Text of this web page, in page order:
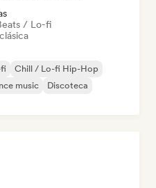
/ Lo-fi
Chill / Lo-fi Hip-Hop
music
Discoteca